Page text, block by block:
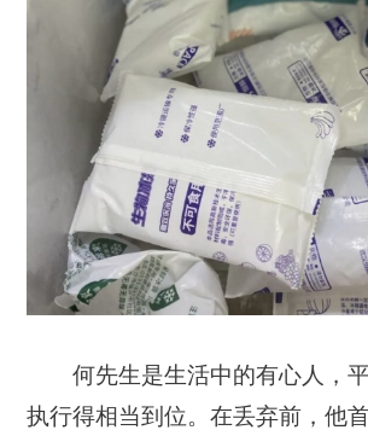
何先生是生活中的有心人，平
执行得相当到位。在丢弃前，他